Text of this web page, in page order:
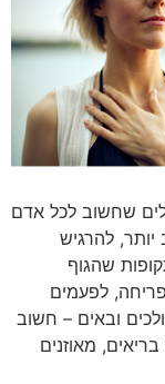
שחשוב לכל אדם
יותר, להרגיש
שהגוף
לפעמים
ובאים – חשוב
מאוזנים